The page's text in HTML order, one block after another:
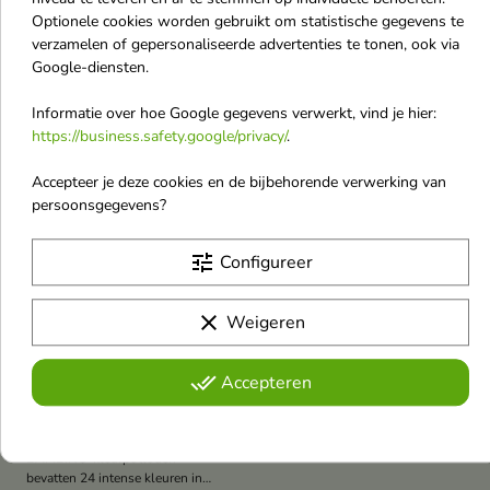
is een veilige, hoogwaardige set
voor kinderen vanaf 3 jaar. De
potloden hebben intense
kleuren (waaronder goud en
en liggen comfortabel in de
hand.
€ 7,20€ 9,60
is een veilige, hoogwaardige set
voor kinderen vanaf 3 jaar. De
potloden hebben intense
de hand.
€ 3,84€ 5,90

Kleurpotloden 24
kleuren
BAMBINO
BAMBINO-kleurpotloden
bevatten 24 intense kleuren in
BAMBINO
Kleurpotloden 18
Optionele cookies worden gebruikt om statistische gegevens te
verzamelen of gepersonaliseerde advertenties te tonen, ook via
Google-diensten.
Informatie over hoe Google gegevens verwerkt, vind je hier:
https://business.safety.google/privacy/.
Accepteer je deze cookies en de bijbehorende verwerking van
persoonsgegevens?
tune Configureer
clear Weigeren
done_all Accepteren